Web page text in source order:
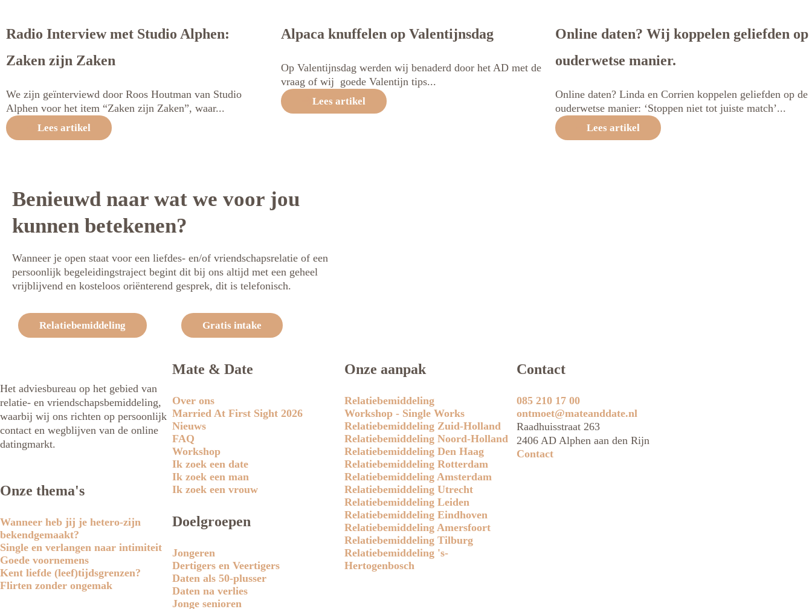
Radio Interview met Studio Alphen:
Zaken zijn Zaken
We zijn geïnterviewd door Roos Houtman van Studio
Alphen voor het item “Zaken zijn Zaken”, waar...
Lees artikel
Alpaca knuffelen op Valentijnsdag
Op Valentijnsdag werden wij benaderd door het AD met de
vraag of wij goede Valentijn tips...
Lees artikel
Online daten? Wij koppelen geliefden op
ouderwetse manier.
Online daten? Linda en Corrien koppelen geliefden op de
ouderwetse manier: ‘Stoppen niet tot juiste match’...
Lees artikel
Benieuwd naar wat we voor jou
kunnen betekenen?
Wanneer je open staat voor een liefdes- en/of vriendschapsrelatie of een
persoonlijk begeleidingstraject begint dit bij ons altijd met een geheel
vrijblijvend en kosteloos oriënterend gesprek, dit is telefonisch.
Relatiebemiddeling Gratis intake
Het adviesbureau op het gebied van
relatie- en vriendschapsbemiddeling,
waarbij wij ons richten op persoonlijk
contact en wegblijven van de online
datingmarkt.
Onze thema's
Wanneer heb jij je hetero-zijn
bekendgemaakt?
Single en verlangen naar intimiteit
Goede voornemens
Kent liefde (leef)tijdsgrenzen?
Flirten zonder ongemak
Mate & Date
Over ons
Married At First Sight 2026
Nieuws
FAQ
Workshop
Ik zoek een date
Ik zoek een man
Ik zoek een vrouw
Doelgroepen
Jongeren
Dertigers en Veertigers
Daten als 50-plusser
Daten na verlies
Jonge senioren
Onze aanpak
Relatiebemiddeling
Workshop - Single Works
Relatiebemiddeling Zuid-Holland
Relatiebemiddeling Noord-Holland
Relatiebemiddeling Den Haag
Relatiebemiddeling Rotterdam
Relatiebemiddeling Amsterdam
Relatiebemiddeling Utrecht
Relatiebemiddeling Leiden
Relatiebemiddeling Eindhoven
Relatiebemiddeling Amersfoort
Relatiebemiddeling Tilburg
Relatiebemiddeling 's-
Hertogenbosch
Contact
085 210 17 00
ontmoet@mateanddate.nl
Raadhuisstraat 263
2406 AD Alphen aan den Rijn
Contact